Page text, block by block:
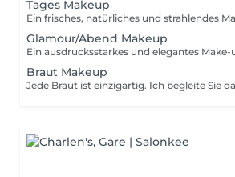
Tages Makeup
Glamour/Abend Makeup
Braut Makeup